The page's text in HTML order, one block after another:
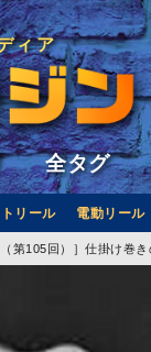
ィア
全タグ
リール 電動リール
第105回）］仕掛け巻